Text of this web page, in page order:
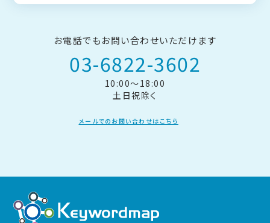
お電話でもお問い合わせいただけます
03-6822-3602
10:00～18:00
土日祝除く
メールでのお問い合わせはこちら